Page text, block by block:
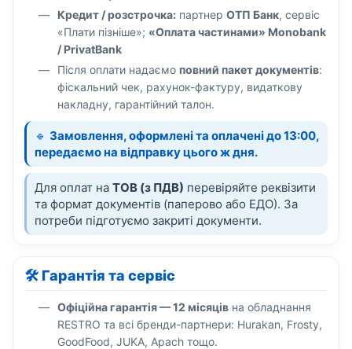
Кредит / розстрочка: партнер ОТП Банк, сервіс
«Плати пізніше»; «Оплата частинами» Monobank
/ PrivatBank
Після оплати надаємо повний пакет документів:
фіскальний чек, рахунок-фактуру, видаткову
накладну, гарантійний талон.
🔹 Замовлення, оформлені та оплачені до 13:00,
передаємо на відправку цього ж дня.
Для оплат на ТОВ (з ПДВ) перевіряйте реквізити
та формат документів (паперово або ЕДО). За
потреби підготуємо закриті документи.
🛠️ Гарантія та сервіс
Офіційна гарантія — 12 місяців на обладнання
RESTRO та всі бренди-партнери: Hurakan, Frosty,
GoodFood, JUKA, Apach тощо.